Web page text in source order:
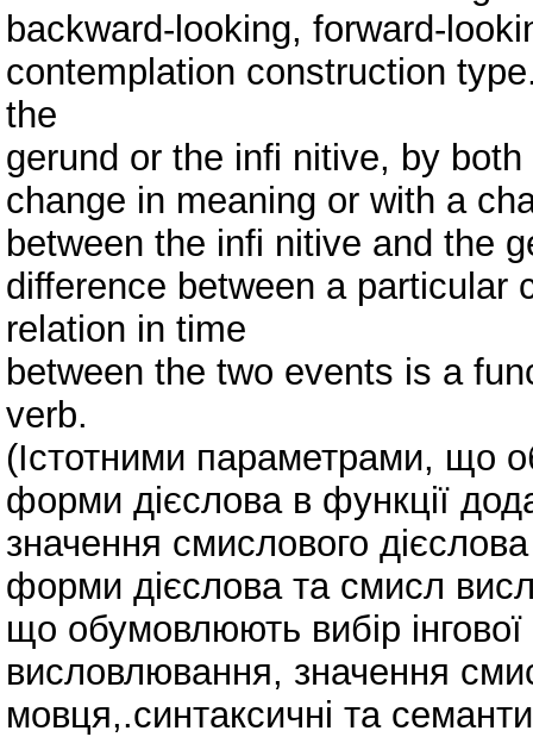
backward-looking, forward-
contemplation construction
the
gerund or the infi nitive, by
change in meaning or with a
between the infi nitive and the
difference between a particular
relation in time
between the two events is a
verb.
(Істотними параметрами, що
форми дієслова в функції
значення смислового
форми дієслова та смисл
що обумовлюють вибір
висловлювання, значення
мовця,.синтаксичні та